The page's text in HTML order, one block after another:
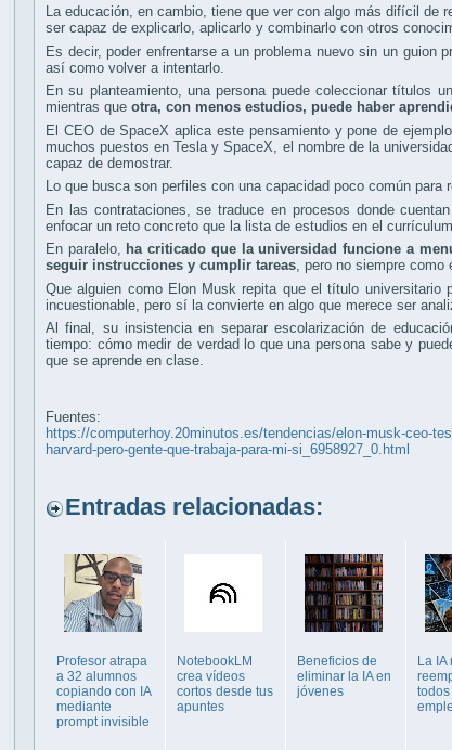
La educación, en cambio, tiene que ver con algo más difícil de
ser capaz de explicarlo, aplicarlo y combinarlo con otros
Es decir, poder enfrentarse a un problema nuevo sin un guion
así como volver a intentarlo.
En su planteamiento, una persona puede coleccionar títulos
mientras que otra, con menos estudios, puede haber
El CEO de SpaceX aplica este pensamiento y pone de
muchos puestos en Tesla y SpaceX, el nombre de la
capaz de demostrar.
Lo que busca son perfiles con una capacidad poco común
En las contrataciones, se traduce en procesos donde
enfocar un reto concreto que la lista de estudios en el currículum.
En paralelo, ha criticado que la universidad funcione a
seguir instrucciones y cumplir tareas, pero no siempre como
Que alguien como Elon Musk repita que el título
incuestionable, pero sí la convierte en algo que merece ser
Al final, su insistencia en separar escolarización de
tiempo: cómo medir de verdad lo que una persona sabe y
que se aprende en clase.
Fuentes:
https://computerhoy.20minutos.es/tendencias/elon-musk-ceo-
harvard-pero-gente-que-trabaja-para-mi-si_6958927_0.html
Entradas relacionadas:
Profesor atrapa
a 32 alumnos
copiando con IA
mediante
prompt invisible
NotebookLM
crea vídeos
cortos desde tus
apuntes
Beneficios de
eliminar la IA en
jóvenes
La IA